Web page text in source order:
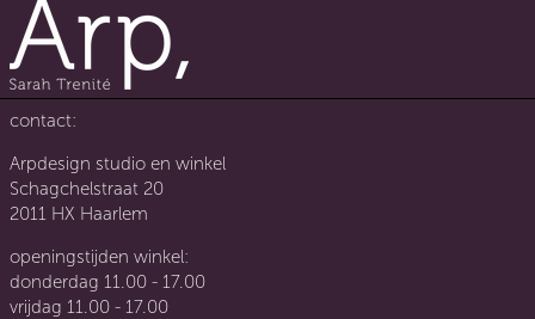
contact:
Arpdesign studio en winkel
Schagchelstraat 20
2011 HX Haarlem
openingstijden winkel:
donderdag 11.00 - 17.00
vrijdag 11.00 - 17.00